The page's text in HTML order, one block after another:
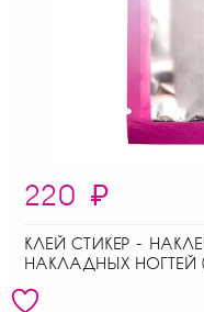
220 ₽
КЛЕЙ СТИКЕР -
НАКЛАДНЫХ НОГТЕЙ